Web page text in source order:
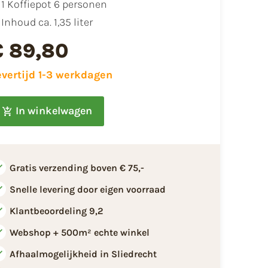
1 Koffiepot 6 personen
Inhoud ca. 1,35 liter
89,80
1-3 werkdagen
In winkelwagen
Gratis verzending boven € 75,-
Snelle levering door eigen voorraad
Klantbeoordeling 9,2
Webshop + 500m² echte winkel
Afhaalmogelijkheid in Sliedrecht